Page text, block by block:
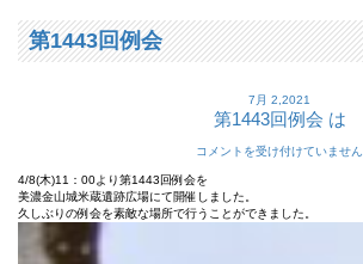
第1443回例会
7月 2,2021
第1443回例会 は
コメントを受け付けていません
4/8(木)11：00より第1443回例会を
美濃金山城米蔵遺跡広場にて開催しました。
久しぶりの例会を素敵な場所で行うことができました。